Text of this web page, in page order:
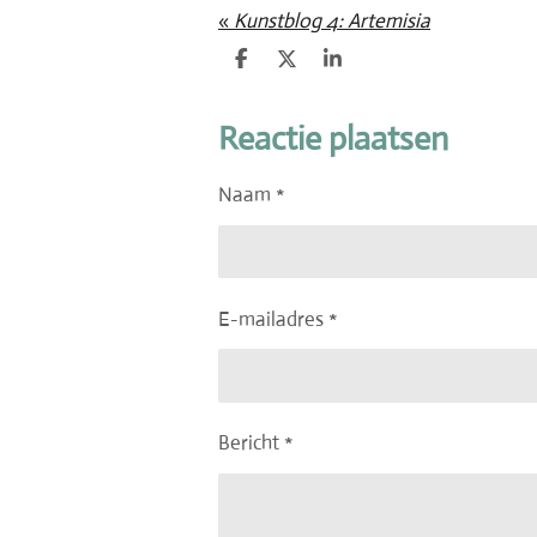
« Kunstblog 4: Artemisia
D
e
n
D
l
S
r
e
Reactie plaatsen
Naam *
E-mailadres *
Bericht *